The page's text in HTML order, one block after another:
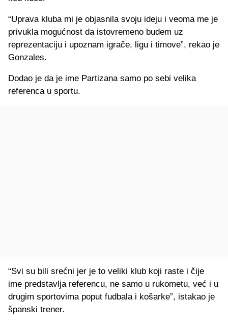
“Uprava kluba mi je objasnila svoju ideju i veoma me je
privukla mogućnost da istovremeno budem uz
reprezentaciju i upoznam igrače, ligu i timove”, rekao je
Gonzales.
Dodao je da je ime Partizana samo po sebi velika
referenca u sportu.
“Svi su bili srećni jer je to veliki klub koji raste i čije
ime predstavlja referencu, ne samo u rukometu, već i u
drugim sportovima poput fudbala i košarke”, istakao je
španski trener.